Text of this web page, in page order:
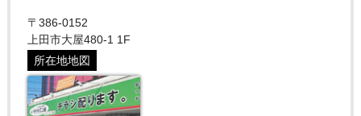
〒386-0152
上田市大屋480-1 1F
所在地地図